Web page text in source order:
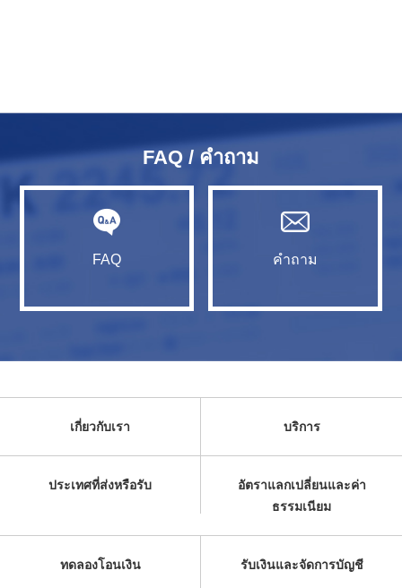
FAQ / คำถาม
FAQ คำถาม
เกี่ยวกับเรา บริการ
ประเทศที่ส่งหรือรับ
อัตราแลกเปลี่ยนและค่า
ธรรมเนียม
ทดลองโอนเงิน รับเงินและจัดการบัญชี